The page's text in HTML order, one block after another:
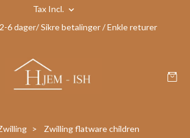
Tax Incl.
6 dager/ Sikre betalinger / Enkle returer
Zwilling flatware children